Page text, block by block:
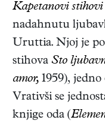
Kapetanovi stihovi
nadahnutu
Uruttia. Njoj je
stihova Sto
amor, 1959), jedno
Vrativši se
knjige oda (